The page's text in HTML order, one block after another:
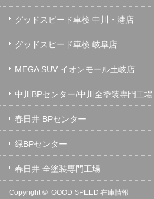
グッドスピード車検 中川・港店
グッドスピード車検 岐阜店
MEGA SUV イオンモール土岐店
中川BPセンター/中川全塗装専門工場
春日井 BPセンター
緑BPセンター
春日井 全塗装専門工場
Copyright © GOOD SPEED 在庫情報